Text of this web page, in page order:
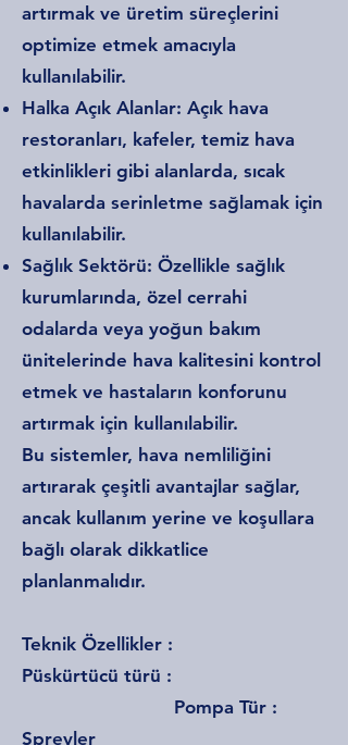
artırmak ve üretim süreçlerini
optimize etmek amacıyla
kullanılabilir.
Halka Açık Alanlar: Açık hava
restoranları, kafeler, temiz hava
etkinlikleri gibi alanlarda, sıcak
havalarda serinletme sağlamak için
kullanılabilir.
Sağlık Sektörü: Özellikle sağlık
kurumlarında, özel cerrahi
odalarda veya yoğun bakım
ünitelerinde hava kalitesini kontrol
etmek ve hastaların konforunu
artırmak için kullanılabilir.
Bu sistemler, hava nemliliğini
artırarak çeşitli avantajlar sağlar,
ancak kullanım yerine ve koşullara
bağlı olarak dikkatlice
planlanmalıdır.
Teknik Özellikler :
Püskürtücü türü :
Pompa Tür :
Spreyler